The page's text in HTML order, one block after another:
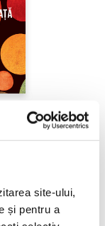
site-ului,
și pentru a